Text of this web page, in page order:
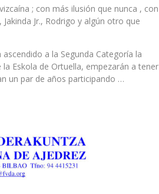
; con más ilusión que nunca , con
Jr., Rodrigo y algún otro que
a la Segunda Categoría la
Eskola de Ortuella, empezarán a tener
un par de años participando …